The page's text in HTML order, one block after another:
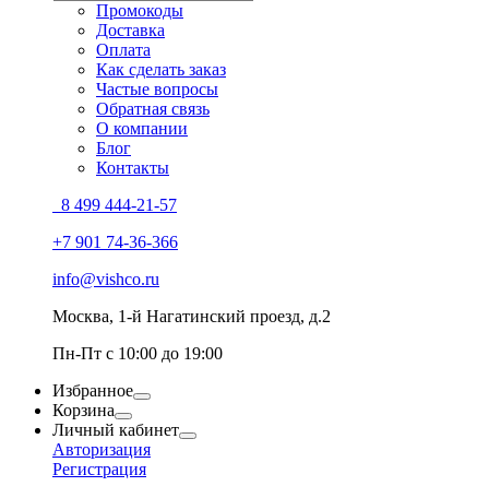
Промокоды
Доставка
Оплата
Как сделать заказ
Частые вопросы
Обратная связь
О компании
Блог
Контакты
8 499 444-21-57
+7 901 74-36-366
info@vishco.ru
Москва, 1-й Нагатинский проезд, д.2
Пн-Пт с 10:00 до 19:00
Избранное
Корзина
Личный кабинет
Авторизация
Регистрация